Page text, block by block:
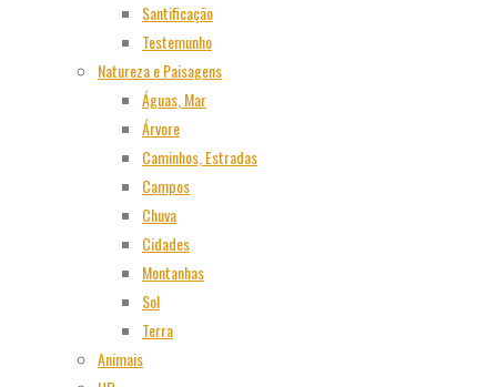
Santificação
Testemunho
Natureza e Paisagens
Águas, Mar
Árvore
Caminhos, Estradas
Campos
Chuva
Cidades
Montanhas
Sol
Terra
Animais